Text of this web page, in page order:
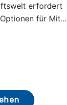
erfordert
für Mit...